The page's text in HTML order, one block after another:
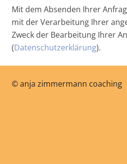
Mit dem Absenden Ihrer
mit der Verarbeitung Ihrer
Zweck der Bearbeitung Ihrer
(Datenschutzerklärung).
©anja zimmermann coaching